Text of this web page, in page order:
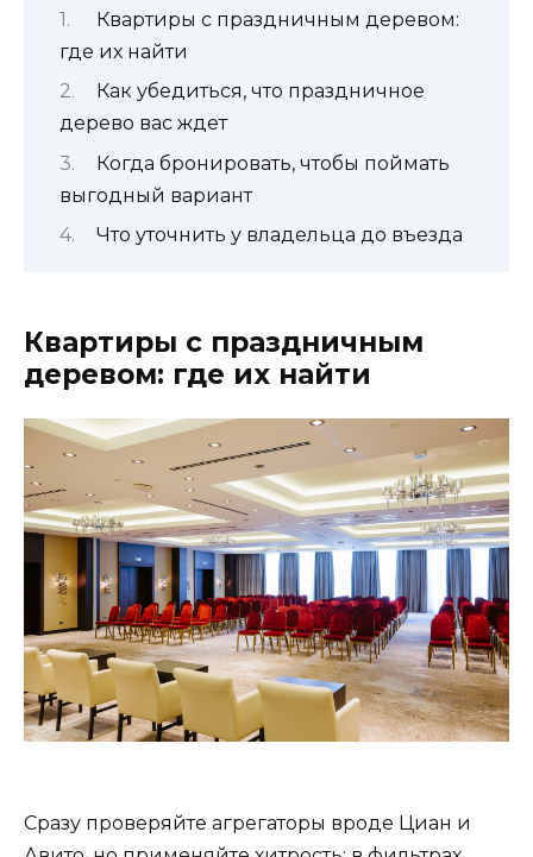
Квартиры с праздничным деревом:
где их найти
Как убедиться, что праздничное
дерево вас ждет
Когда бронировать, чтобы поймать
выгодный вариант
Что уточнить у владельца до въезда
Квартиры с праздничным
деревом: где их найти
Сразу проверяйте агрегаторы вроде Циан и